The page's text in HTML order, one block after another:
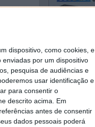
dispositivo, como cookies, e
por um dispositivo
pesquisa de audiências e
usar identificação e
para consentir o
descrito acima. Em
antes de consentir
dados pessoais poderá